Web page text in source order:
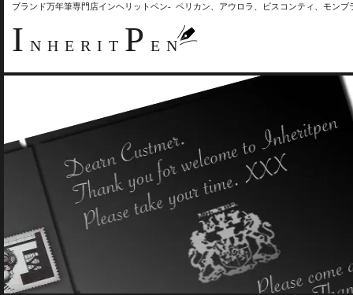
ブランド万年筆専門店インヘリットペン- ペリカン、アウロラ、ビスコンティ、モン
I NHERIT P EN